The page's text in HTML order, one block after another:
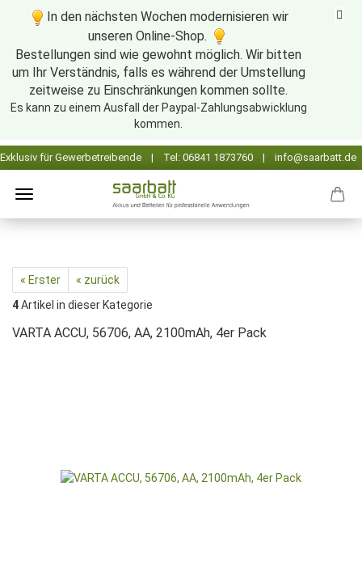
In den nächsten Wochen modernisieren wir
unseren Online-Shop.
Bestellungen sind wie gewohnt möglich. Wir bitten
um Ihr Verständnis, falls es während der Umstellung
zeitweise zu Einschränkungen kommen sollte.
Es kann zu einem Ausfall der Paypal-Zahlungsabwicklung
kommen.
« Erster
« zurück
4Artikel in dieser Kategorie
VARTA ACCU, 56706, AA, 2100mAh, 4er Pack